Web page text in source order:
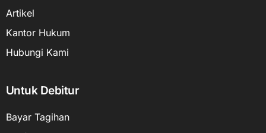
Artikel
Kantor Hukum
Hubungi Kami
Untuk Debitur
Bayar Tagihan